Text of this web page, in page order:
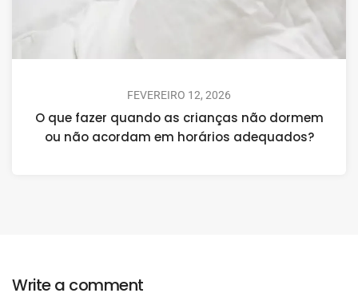
FEVEREIRO 12, 2026
O que fazer quando as crianças não dormem
ou não acordam em horários adequados?
Write a comment